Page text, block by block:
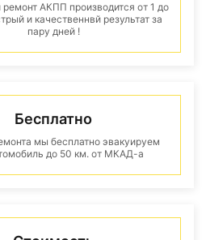
АКПП производится от 1 до
и качественнвй результат за
пару дней !
Бесплатно
мы бесплатно эвакуируем
до 50 км. от МКАД-а